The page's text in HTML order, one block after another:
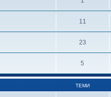
11
23
5
ТЕМИ